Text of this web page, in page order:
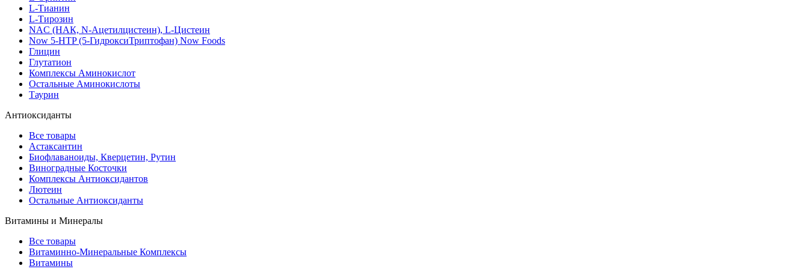
L-Тианин
L-Тирозин
NAC (НАК, N-Ацетилцистеин), L-Цистеин
Now 5-HTP (5-ГидроксиТриптофан) Now Foods
Глицин
Глутатион
Комплексы Аминокислот
Остальные Аминокислоты
Таурин
Антиоксиданты
Все товары
Астаксантин
Биофлаваноиды, Кверцетин, Рутин
Виноградные Косточки
Комплексы Антиоксидантов
Лютеин
Остальные Антиоксиданты
Витамины и Минералы
Все товары
Витаминно-Минеральные Комплексы
Витамины